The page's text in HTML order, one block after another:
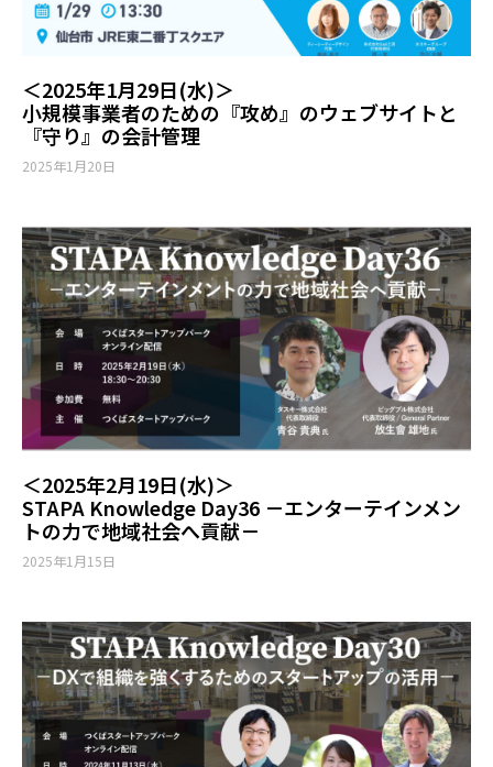
＜2025年1月29日(水)＞
小規模事業者のための『攻め』のウェブサイトと
『守り』の会計管理
2025年1月20日
＜2025年2月19日(水)＞
STAPA Knowledge Day36 －エンターテインメン
トの力で地域社会へ貢献－
2025年1月15日